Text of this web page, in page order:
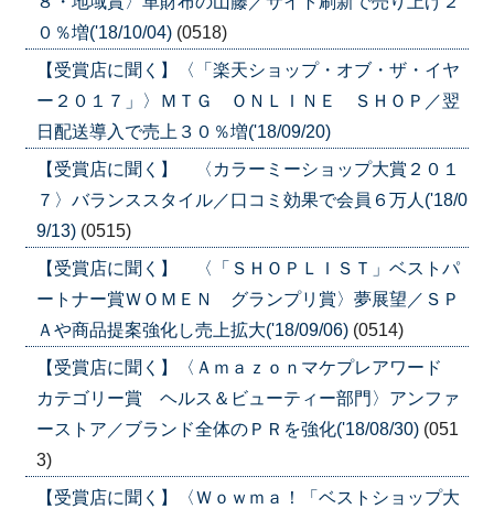
０％増('18/10/04) (0518)
【受賞店に聞く】〈「楽天ショップ・オブ・ザ・イヤ
ー２０１７」〉ＭＴＧ ＯＮＬＩＮＥ ＳＨＯＰ／翌
日配送導入で売上３０％増('18/09/20)
【受賞店に聞く】 〈カラーミーショップ大賞２０１
７〉バランススタイル／口コミ効果で会員６万人('18/0
9/13) (0515)
【受賞店に聞く】 〈「ＳＨＯＰＬＩＳＴ」ベストパ
ートナー賞ＷＯＭＥＮ グランプリ賞〉夢展望／ＳＰ
Ａや商品提案強化し売上拡大('18/09/06) (0514)
【受賞店に聞く】〈Ａｍａｚｏｎマケプレアワード
カテゴリー賞 ヘルス＆ビューティー部門〉アンファ
ーストア／ブランド全体のＰＲを強化('18/08/30) (051
3)
【受賞店に聞く】〈Ｗｏｗｍａ！「ベストショップ大